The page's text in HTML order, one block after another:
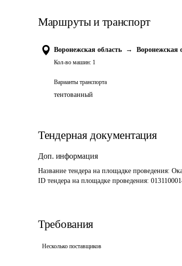
Маршруты и транспорт
Воронежская область → Воронежская
Кол-во машин: 1
Варианты транспорта
тентованный
Тендерная документация
Доп. информация
Название тендера на площадке проведения:
ID тендера на площадке проведения:
Требования
Несколько поставщиков